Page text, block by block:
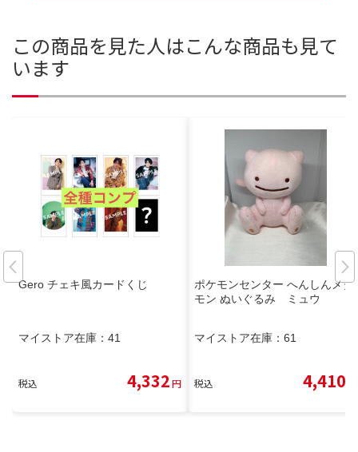
この商品を見た人はこんな商品も見て
います
Gero チェキ風カードくじ
マイストア在庫： 41
税込 4,332円
ポケモンセンター へんしんメタ
モン ぬいぐるみ ミュウ
マイストア在庫： 61
税込 4,410